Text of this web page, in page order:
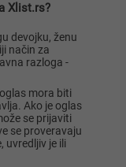
Xlist.rs?
devojku, ženu
način za
razloga -
mora biti
Ako je oglas
se prijaviti
se proveravaju
uvredljiv je ili